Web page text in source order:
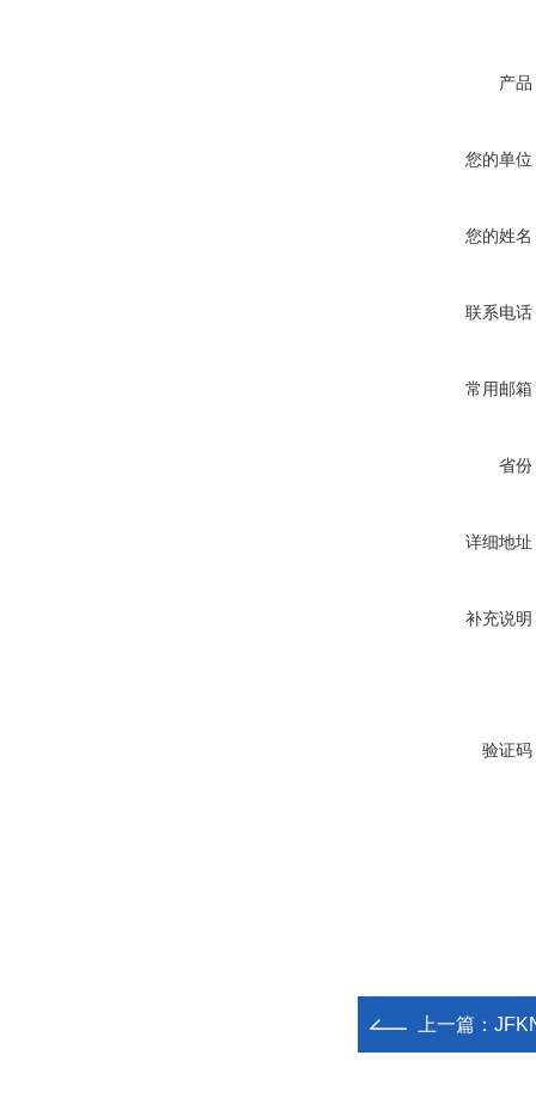
产品
您的单位
您的姓名
联系电话
常用邮箱
省份
详细地址
补充说明
验证码
上一篇：